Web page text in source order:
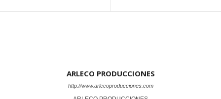
ARLECO PRODUCCIONES
http://www.arlecoproducciones.com